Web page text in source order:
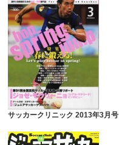
サッカークリニック 2013年3月号